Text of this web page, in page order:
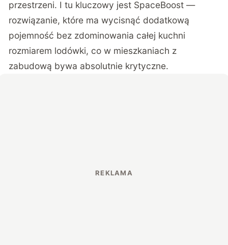
przestrzeni. I tu kluczowy jest SpaceBoost —
rozwiązanie, które ma wycisnąć dodatkową
pojemność bez zdominowania całej kuchni
rozmiarem lodówki, co w mieszkaniach z
zabudową bywa absolutnie krytyczne.